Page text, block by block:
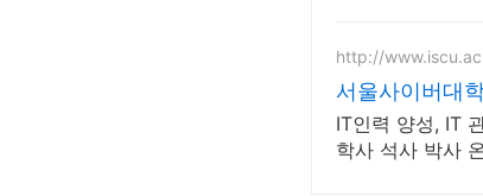
http://
서울사이버대
IT인력 양성, IT
학사 석사 박사